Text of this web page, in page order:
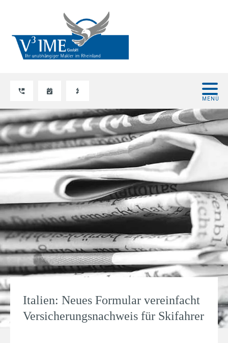
Ita­lien: Neues For­mu­lar ver­ein­facht
Ver­si­che­rungs­nach­weis für Ski­fah­rer